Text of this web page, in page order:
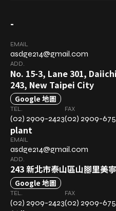
-
EMAIL
asdge214@gmail.com
ADD.
No. 15-3, Lane 301,
243, New Taipei City
Google 地圖
TEL.
(02) 2909-2423
FAX
(02) 2909-
plant
EMAIL
asdge214@gmail.com
ADD.
243 新北市泰山區山腳里美
Google 地圖
TEL.
(02) 2909-2423
FAX
(02) 2909-